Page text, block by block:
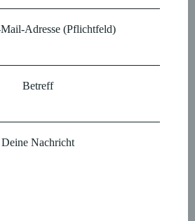
Adresse (Pflichtfeld)
Betreff
Deine Nachricht